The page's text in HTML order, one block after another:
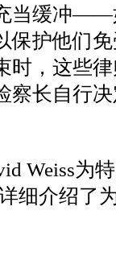
当缓冲——
保护他们
时，这些
察长自行
Weiss为
细介绍了